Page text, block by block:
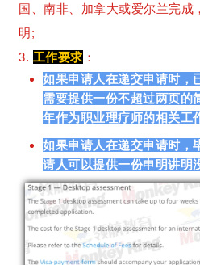
国、南非、加拿大或爱尔兰完成
明;
3. 工作要求 ：
如果申请人在递交申请时，
需要提供一份不超过两页的
年作为职业理疗师的相关工
如果申请人在递交申请时，
请人可以提供一份申明讲明